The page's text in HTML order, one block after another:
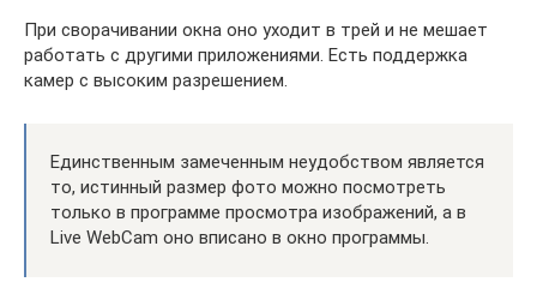
При сворачивании окна оно уходит в трей и не мешает
работать с другими приложениями. Есть поддержка
камер с высоким разрешением.
Единственным замеченным неудобством является
то, истинный размер фото можно посмотреть
только в программе просмотра изображений, а в
Live WebCam оно вписано в окно программы.